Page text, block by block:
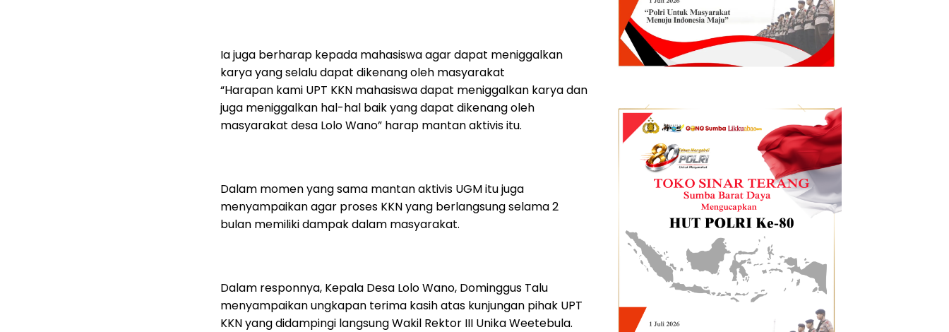
Ia juga berharap kepada mahasiswa agar dapat meniggalkan
karya yang selalu dapat dikenang oleh masyarakat
“Harapan kami UPT KKN mahasiswa dapat meniggalkan karya dan
juga meniggalkan hal-hal baik yang dapat dikenang oleh
masyarakat desa Lolo Wano” harap mantan aktivis itu.
Dalam momen yang sama mantan aktivis UGM itu juga
menyampaikan agar proses KKN yang berlangsung selama 2
bulan memiliki dampak dalam masyarakat.
Dalam responnya, Kepala Desa Lolo Wano, Dominggus Talu
menyampaikan ungkapan terima kasih atas kunjungan pihak UPT
KKN yang didampingi langsung Wakil Rektor III Unika Weetebula.